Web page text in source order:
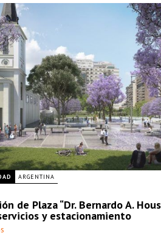
ARGENTINA
de Plaza “Dr. Bernardo A.
y estacionamiento